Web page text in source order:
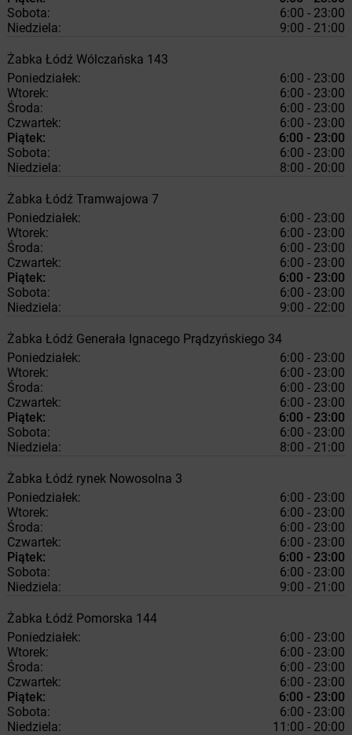
Sobota:
6:00 - 23:00
Niedziela:
9:00 - 21:00
Żabka Łódź Wólczańska 143
Poniedziałek:
6:00 - 23:00
Wtorek:
6:00 - 23:00
Środa:
6:00 - 23:00
Czwartek:
6:00 - 23:00
Piątek:
6:00 - 23:00
Sobota:
6:00 - 23:00
Niedziela:
8:00 - 20:00
Żabka Łódź Tramwajowa 7
Poniedziałek:
6:00 - 23:00
Wtorek:
6:00 - 23:00
Środa:
6:00 - 23:00
Czwartek:
6:00 - 23:00
Piątek:
6:00 - 23:00
Sobota:
6:00 - 23:00
Niedziela:
9:00 - 22:00
Żabka Łódź Generała Ignacego Prądzyńskiego 34
Poniedziałek:
6:00 - 23:00
Wtorek:
6:00 - 23:00
Środa:
6:00 - 23:00
Czwartek:
6:00 - 23:00
Piątek:
6:00 - 23:00
Sobota:
6:00 - 23:00
Niedziela:
8:00 - 21:00
Żabka Łódź rynek Nowosolna 3
Poniedziałek:
6:00 - 23:00
Wtorek:
6:00 - 23:00
Środa:
6:00 - 23:00
Czwartek:
6:00 - 23:00
Piątek:
6:00 - 23:00
Sobota:
6:00 - 23:00
Niedziela:
9:00 - 21:00
Żabka Łódź Pomorska 144
Poniedziałek:
6:00 - 23:00
Wtorek:
6:00 - 23:00
Środa:
6:00 - 23:00
Czwartek:
6:00 - 23:00
Piątek:
6:00 - 23:00
Sobota:
6:00 - 23:00
Niedziela:
11:00 - 20:00